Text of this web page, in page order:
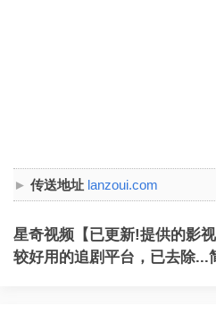
传送地址 lanzoui.com
星奇视频【已更新!提供的影
较好用的追剧平台，已去除...